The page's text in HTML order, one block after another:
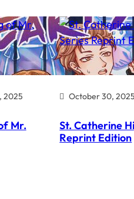
2025
Mr.
October 30, 2025
St. Catherine
Reprint Edition